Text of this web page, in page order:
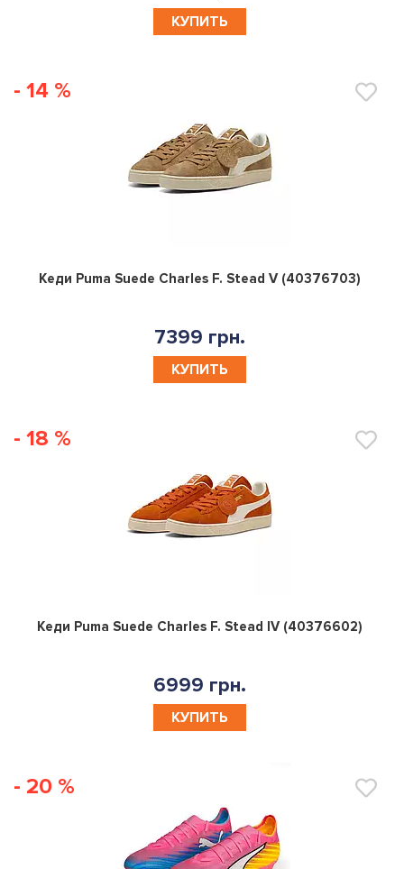
КУПИТЬ
- 14 %
0
Кеди Puma Suede Charles F. Stead V (40376703)
7399 грн.
КУПИТЬ
- 18 %
0
Кеди Puma Suede Charles F. Stead IV (40376602)
6999 грн.
КУПИТЬ
- 20 %